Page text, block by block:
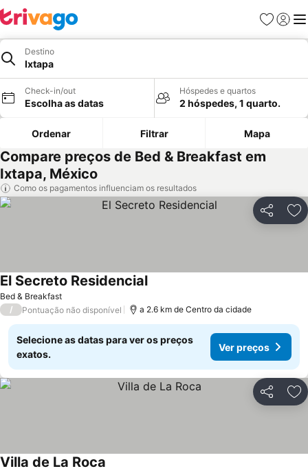
Favoritos
Iniciar
Destino
Ixtapa
Check-in/out
Escolha as datas
Hóspedes e quartos
2 hóspedes, 1 quarto.
Ordenar Filtrar Mapa
Compare preços de Bed & Breakfast em
Ixtapa, México
Como os pagamentos influenciam os resultados
Partilhar
Bed & Breakfast
El Secreto Residencial
/ Pontuação não disponível a 2.6 km de Centro da cidade
Selecione as datas para ver os preços
exatos.
Ver preços
Partilhar
Villa de La Roca